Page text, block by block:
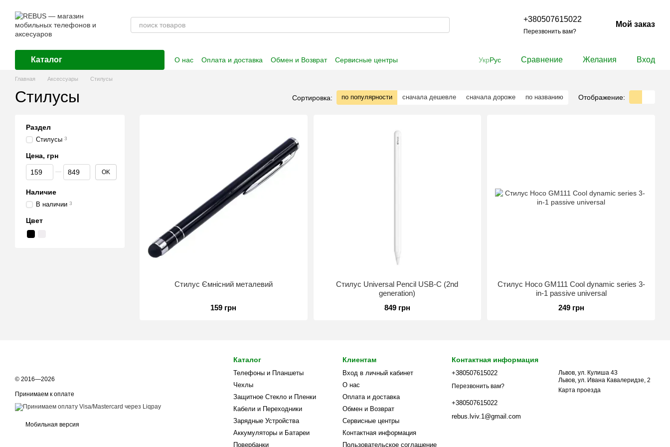
+380507615022
Перезвонить вам?
Мой заказ
Каталог О нас Оплата и доставка Обмен и Возврат
Сервисные центры
УкрРус Сравнение Желания Вход
Главная Аксессуары Стилусы
Стилусы Сортировка: по популярности сначала дешевле сначала дороже по названию Отображение:
Стилус Ємнісний металевий
159 грн
Стилус Universal Pencil USB-C (2nd
generation)
849 грн
Стилус Hoco GM111 Cool dynamic series 3-
in-1 passive universal
249 грн
Раздел
Стилусы 3
Цена, грн
От Цена, грн
До Цена, грн OK
Наличие
В наличии 3
Цвет
© 2016—2026
Принимаем к оплате
Мобильная версия
Каталог
Телефоны и Планшеты
Чехлы
Защитное Стекло и Пленки
Кабели и Переходники
Зарядные Устройства
Аккумуляторы и Батареи
Повербанки
Клиентам
Вход в личный кабинет
О нас
Оплата и доставка
Обмен и Возврат
Сервисные центры
Контактная информация
Пользовательское соглашение
Контактная информация
+380507615022
Перезвонить вам?
+380507615022
rebus.lviv.1@gmail.com
Львов, ул. Кулиша 43
Львов, ул. Ивана Кавалеридзе, 2
Карта проезда